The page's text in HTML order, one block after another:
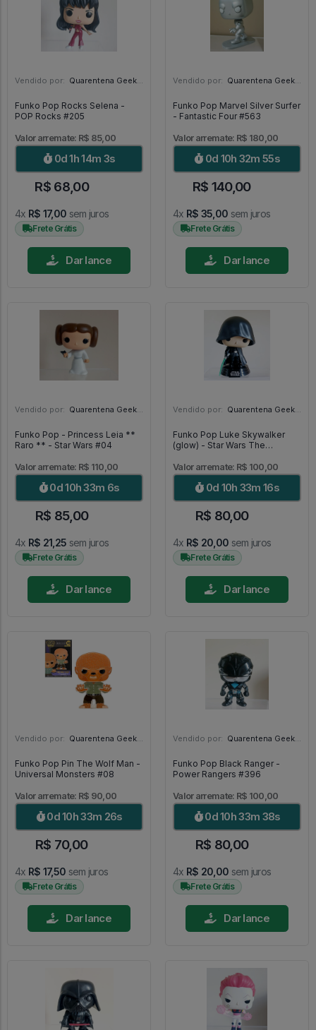
Vendido por: Quarentena Geek Store - SP
Funko Pop Rocks Selena -
POP Rocks #205
Valor arremate: R$ 85,00
0d 1h 14m 1s
R$ 68,00
4x R$ 17,00 sem juros
Frete Grátis
Dar lance
Vendido por: Quarentena Geek Store - SP
Funko Pop Marvel Silver Surfer
- Fantastic Four #563
Valor arremate: R$ 180,00
0d 10h 32m 53s
R$ 140,00
4x R$ 35,00 sem juros
Frete Grátis
Dar lance
Vendido por: Quarentena Geek Store - SP
Funko Pop - Princess Leia **
Raro ** - Star Wars #04
Valor arremate: R$ 110,00
0d 10h 33m 4s
R$ 85,00
4x R$ 21,25 sem juros
Frete Grátis
Dar lance
Vendido por: Quarentena Geek Store - SP
Funko Pop Luke Skywalker
(glow) - Star Wars The
Valor arremate: R$ 100,00
0d 10h 33m 14s
R$ 80,00
4x R$ 20,00 sem juros
Frete Grátis
Dar lance
Vendido por: Quarentena Geek Store - SP
Funko Pop Pin The Wolf Man -
Universal Monsters #08
Valor arremate: R$ 90,00
0d 10h 33m 24s
R$ 70,00
4x R$ 17,50 sem juros
Frete Grátis
Dar lance
Vendido por: Quarentena Geek Store - SP
Funko Pop Black Ranger -
Power Rangers #396
Valor arremate: R$ 100,00
0d 10h 33m 36s
R$ 80,00
4x R$ 20,00 sem juros
Frete Grátis
Dar lance